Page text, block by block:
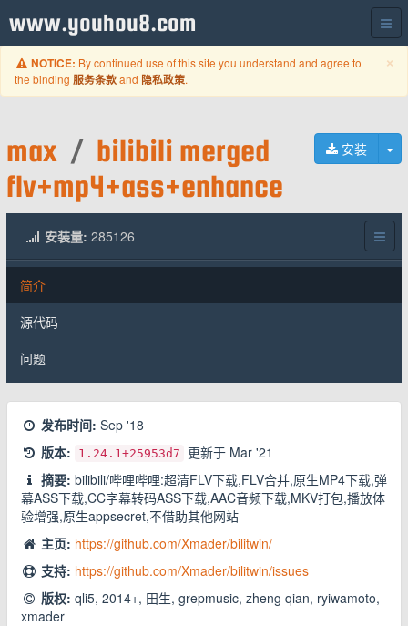
www.youhou8.com
×
NOTICE: By continued use of this site you understand and agree to
the binding 服务条款and 隐私政策.
安装
max / bilibili merged
flv+mp4+ass+enhance
安装量: 285126
简介
源代码
问题
发布时间: Sep '18
版本:
1.24.1+25953d7 更新于 Mar '21
摘要: bilibili/哔哩哔哩:超清FLV下载,FLV合并,原生MP4下载,弹
幕ASS下载,CC字幕转码ASS下载,AAC音频下载,MKV打包,播放体
验增强,原生appsecret,不借助其他网站
主页: https://github.com/Xmader/bilitwin/
支持: https://github.com/Xmader/bilitwin/issues
版权: qli5, 2014+, 田生, grepmusic, zheng qian, ryiwamoto,
xmader